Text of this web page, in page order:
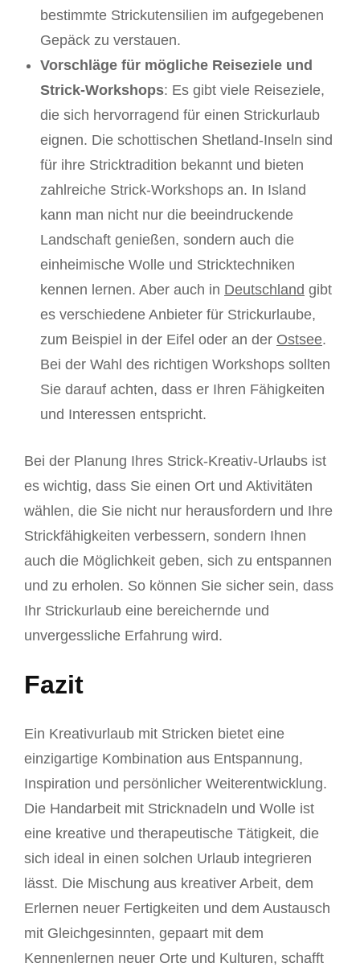
bestimmte Strickutensilien im aufgegebenen
Gepäck zu verstauen.
Vorschläge für mögliche Reiseziele und
Strick-Workshops: Es gibt viele Reiseziele,
die sich hervorragend für einen Strickurlaub
eignen. Die schottischen Shetland-Inseln sind
für ihre Stricktradition bekannt und bieten
zahlreiche Strick-Workshops an. In Island
kann man nicht nur die beeindruckende
Landschaft genießen, sondern auch die
einheimische Wolle und Stricktechniken
kennen lernen. Aber auch in Deutschland gibt
es verschiedene Anbieter für Strickurlaube,
zum Beispiel in der Eifel oder an der Ostsee.
Bei der Wahl des richtigen Workshops sollten
Sie darauf achten, dass er Ihren Fähigkeiten
und Interessen entspricht.
Bei der Planung Ihres Strick-Kreativ-Urlaubs ist
es wichtig, dass Sie einen Ort und Aktivitäten
wählen, die Sie nicht nur herausfordern und Ihre
Strickfähigkeiten verbessern, sondern Ihnen
auch die Möglichkeit geben, sich zu entspannen
und zu erholen. So können Sie sicher sein, dass
Ihr Strickurlaub eine bereichernde und
unvergessliche Erfahrung wird.
Fazit
Ein Kreativurlaub mit Stricken bietet eine
einzigartige Kombination aus Entspannung,
Inspiration und persönlicher Weiterentwicklung.
Die Handarbeit mit Stricknadeln und Wolle ist
eine kreative und therapeutische Tätigkeit, die
sich ideal in einen solchen Urlaub integrieren
lässt. Die Mischung aus kreativer Arbeit, dem
Erlernen neuer Fertigkeiten und dem Austausch
mit Gleichgesinnten, gepaart mit dem
Kennenlernen neuer Orte und Kulturen, schafft